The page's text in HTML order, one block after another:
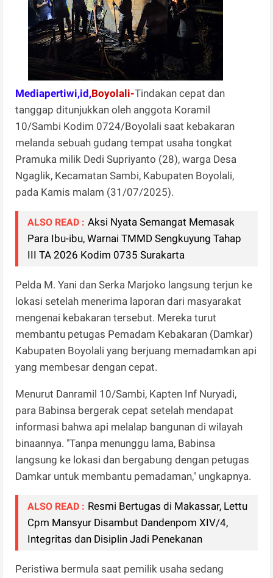
Mediapertiwi,id,Boyolali-Tindakan cepat dan
tanggap ditunjukkan oleh anggota Koramil
10/Sambi Kodim 0724/Boyolali saat kebakaran
melanda sebuah gudang tempat usaha tongkat
Pramuka milik Dedi Supriyanto (28), warga Desa
Ngaglik, Kecamatan Sambi, Kabupaten Boyolali,
pada Kamis malam (31/07/2025).
ALSO READ : Aksi Nyata Semangat Memasak
Para Ibu-ibu, Warnai TMMD Sengkuyung Tahap
III TA 2026 Kodim 0735 Surakarta
Pelda M. Yani dan Serka Marjoko langsung terjun ke
lokasi setelah menerima laporan dari masyarakat
mengenai kebakaran tersebut. Mereka turut
membantu petugas Pemadam Kebakaran (Damkar)
Kabupaten Boyolali yang berjuang memadamkan api
yang membesar dengan cepat.
Menurut Danramil 10/Sambi, Kapten Inf Nuryadi,
para Babinsa bergerak cepat setelah mendapat
informasi bahwa api melalap bangunan di wilayah
binaannya. "Tanpa menunggu lama, Babinsa
langsung ke lokasi dan bergabung dengan petugas
Damkar untuk membantu pemadaman," ungkapnya.
ALSO READ : Resmi Bertugas di Makassar, Lettu
Cpm Mansyur Disambut Dandenpom XIV/4,
Integritas dan Disiplin Jadi Penekanan
Peristiwa bermula saat pemilik usaha sedang